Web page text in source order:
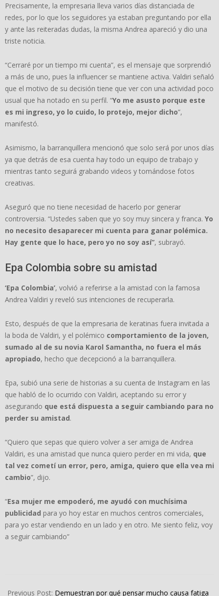
Precisamente, la empresaria lleva varios días distanciada de
redes, por lo que los seguidores ya estaban preguntando por ella
y ante las reiteradas dudas, la misma Andrea apareció y dio una
triste noticia.
“Cerraré por un tiempo mi cuenta”, es el mensaje que sorprendió
a más de uno, pues la influencer se mantiene activa. Valdiri señaló
que el motivo de su decisión tiene que ver con una actividad poco
usual que ha notado en su perfil. “Yo me asusto porque este
es mi ingreso, yo lo cuido, lo protejo, mejor dicho”,
manifestó.
Asimismo, la barranquillera mencionó que solo será por unos días
ya que detrás de esa cuenta hay todo un equipo de trabajo y
mientras tanto seguirá grabando videos y tomándose fotos
creativas.
Aseguró que no tiene necesidad de hacerlo por generar
controversia. “Ustedes saben que yo soy muy sincera y franca. Yo
no necesito desaparecer mi cuenta para ganar polémica.
Hay gente que lo hace, pero yo no soy así”, subrayó.
Epa Colombia sobre su amistad
‘Epa Colombia’, volvió a referirse a la amistad con la famosa
Andrea Valdiri y reveló sus intenciones de recuperarla.
Esto, después de que la empresaria de keratinas fuera invitada a
la boda de Valdiri, y el polémico comportamiento de la joven,
sumado al de su novia Karol Samantha, no fuera el más
apropiado, hecho que decepcionó a la barranquillera.
Epa, subió una serie de historias a su cuenta de Instagram en las
que habló de lo ocurrido con Valdiri, aceptando su error y
asegurando que está dispuesta a seguir cambiando para no
perder su amistad.
“Quiero que sepas que quiero volver a ser amiga de Andrea
Valdiri, es una amistad que nunca quiero perder en mi vida, que
tal vez cometí un error, pero, amiga, quiero que ella vea mi
cambio”, dijo.
“Esa mujer me empoderó, me ayudó con muchísima
publicidad para yo hoy estar en muchos centros comerciales,
para yo estar vendiendo en un lado y en otro. Me siento feliz, voy
a seguir cambiando”
08-
Previous Post: Demuestran por qué pensar mucho causa fatiga